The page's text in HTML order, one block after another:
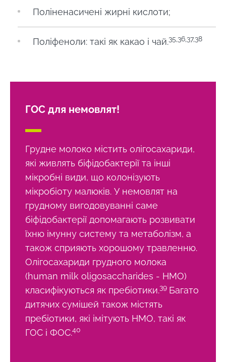
Поліненасичені жирні кислоти;
Поліфеноли: такі як какао і чай.35,36,37,38
ГОС для немовлят!
Грудне молоко містить олігосахариди,
які живлять біфідобактерії та інші
мікробні види, що колонізують
мікробіоту малюків. У немовлят на
грудному вигодовуванні саме
біфідобактерії допомагають розвивати
їхню імунну систему та метаболізм, а
також сприяють хорошому травленню.
Олігосахариди грудного молока
(human milk oligosaccharides - HMO)
класифікуються як пребіотики.39 Багато
дитячих сумішей також містять
пребіотики, які імітують HMO, такі як
ГОС і ФОС.40
Перенаправлення
Ви збираєтеся перенаправити і залишити
Будьте в курсі
Приєднуйтесь до спільноти Microbiota та
отримайте раз на місяць "найважливіший",
щоб бути в курсі останніх новин про
Microbiota.
Приєднуйтесь до спільноти Microbiota та
отримайте \ Essentials \ "раз на місяць,
щоб бути в курсі останніх новин про
мікробіоти".
Я хотів би підписатися на отримання інших
новин з BioCodex
Я прочитав і приймаюGTUіполітику
захисту даних